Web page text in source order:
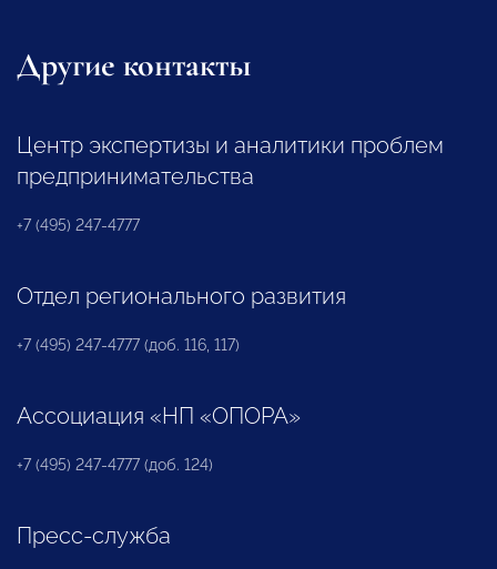
Другие контакты
Центр экспертизы и аналитики проблем
предпринимательства
+7 (495) 247-4777
Отдел регионального развития
+7 (495) 247-4777 (доб. 116, 117)
Ассоциация «НП «ОПОРА»
+7 (495) 247-4777 (доб. 124)
Пресс-служба